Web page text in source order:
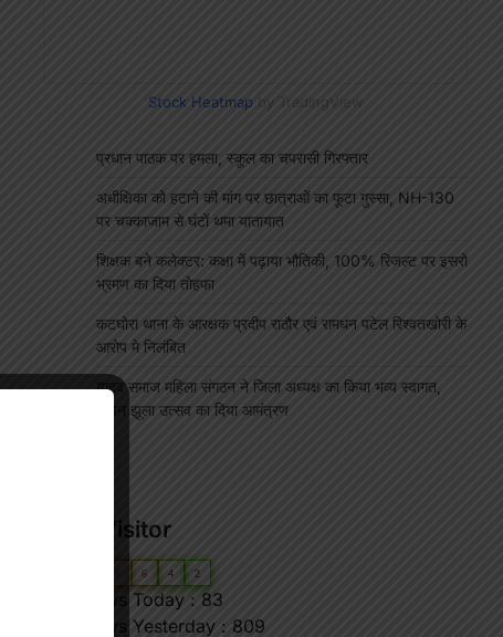
Stock Heatmap by TradingView
प्रधान पाठक पर हमला, स्कूल का चपरासी गिरफ्तार
अधीक्षिका को हटाने की मांग पर छात्राओं का फूटा गुस्सा, NH-130
पर चक्काजाम से घंटों थमा यातायात
शिक्षक बने कलेक्टर: कक्षा में पढ़ाया भौतिकी, 100% रिजल्ट पर इसरो
भ्रमण का दिया तोहफा
कटघोरा थाना के आरक्षक प्रदीप राठौर एवं रामधन पटेल रिश्वतखोरी के
आरोप मे निलंबित
यादव समाज महिला संगठन ने जिला अध्यक्ष का किया भव्य स्वागत,
सावन झूला उत्सव का दिया आमंत्रण
Our Visitor
6 4 2
Views Today : 83
Views Yesterday : 809